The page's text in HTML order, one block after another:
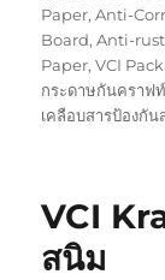
on
Paper,Anti-
Board,Anti-
Paper,VCI
กระดาษกันคราฟ
เคลือบสารป้องกัน
VCI
สนิม